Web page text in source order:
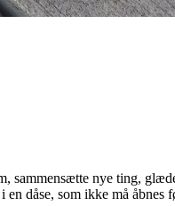
nye ting,
dåse, som ikke må åbnes